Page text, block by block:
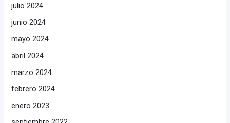
julio 2024
junio 2024
mayo 2024
abril 2024
marzo 2024
febrero 2024
enero 2023